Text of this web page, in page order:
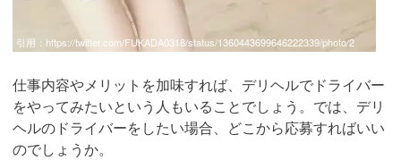
引用： https://twitter.com/FUKADA0318/status/1360443699646222339/photo/2
仕事内容やメリットを加味すれば、デリヘルでドライバー
をやってみたいという人もいることでしょう。では、デリ
ヘルのドライバーをしたい場合、どこから応募すればいい
のでしょうか。